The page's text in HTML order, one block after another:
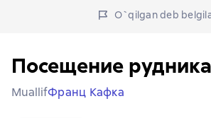
O`qilgan deb
Посещение рудника
MuallifФранц Кафка